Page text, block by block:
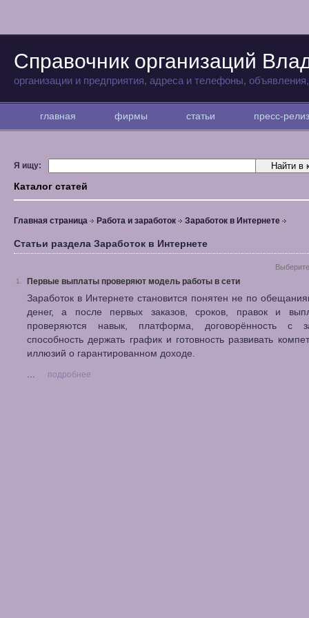
Справочник организаций
организации и предприятия, адреса и телефоны,
главная фирмы статьи пресс-
Я ищу:
Каталог статей
Главная страница Работа и заработок Заработок в Интернете
Статьи раздела Заработок в Интернете
1. Первые выплаты проверяют модель работы в сети
Заработок в Интернете становится понятен не по
денег, а после первых заказов, сроков, правок и
проверяются навык, платформа, договорённость с
способность держать график и готовность развивать
иллюзий о гарантированном доходе.
...
подробнее